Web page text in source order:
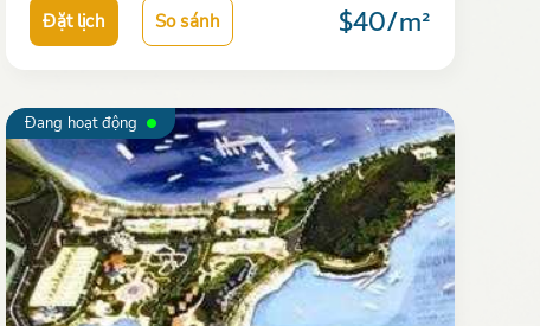
Đặt lịch So sánh $40/m²
Đang hoạt động